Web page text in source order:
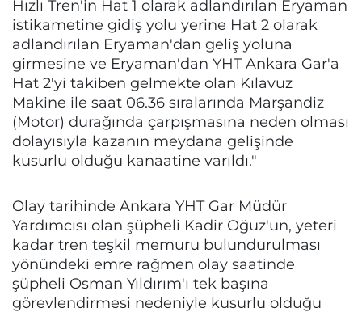
Hızlı Tren'in Hat 1 olarak adlandırılan Eryaman
istikametine gidiş yolu yerine Hat 2 olarak
adlandırılan Eryaman'dan geliş yoluna
girmesine ve Eryaman'dan YHT Ankara Gar'a
Hat 2'yi takiben gelmekte olan Kılavuz
Makine ile saat 06.36 sıralarında Marşandiz
(Motor) durağında çarpışmasına neden olması
dolayısıyla kazanın meydana gelişinde
kusurlu olduğu kanaatine varıldı."
Olay tarihinde Ankara YHT Gar Müdür
Yardımcısı olan şüpheli Kadir Oğuz'un, yeteri
kadar tren teşkil memuru bulundurulması
yönündeki emre rağmen olay saatinde
şüpheli Osman Yıldırım'ı tek başına
görevlendirmesi nedeniyle kusurlu olduğu